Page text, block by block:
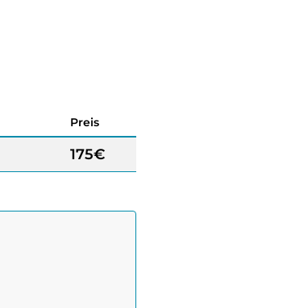
Preis
175€